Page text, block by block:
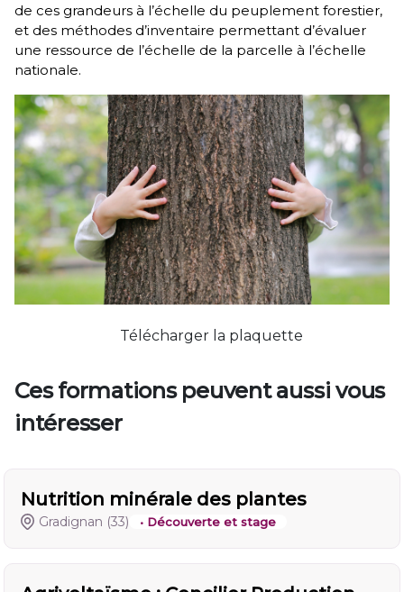
de ces grandeurs à l’échelle du peuplement forestier,
et des méthodes d’inventaire permettant d’évaluer
une ressource de l’échelle de la parcelle à l’échelle
nationale.
Télécharger la plaquette
Ces formations peuvent aussi vous
intéresser
Nutrition minérale des plantes
Gradignan (33) • Découverte et stage